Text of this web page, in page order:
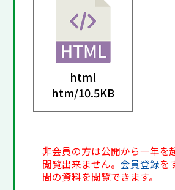
html
htm/10.5KB
非会員の方は公開から一年を
閲覧出来ません。会員登録を
間の資料を閲覧できます。